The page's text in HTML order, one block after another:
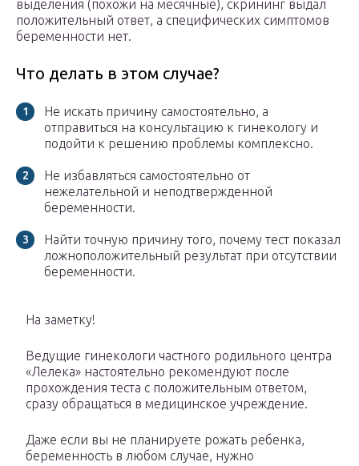
выделения (похожи на месячные), скрининг выдал
положительный ответ, а специфических симптомов
беременности нет.
Что делать в этом случае?
Не искать причину самостоятельно, а
отправиться на консультацию к гинекологу и
подойти к решению проблемы комплексно.
Не избавляться самостоятельно от
нежелательной и неподтвержденной
беременности.
Найти точную причину того, почему тест показал
ложноположительный результат при отсутствии
беременности.
На заметку!
Ведущие гинекологи частного родильного центра
«Лелека» настоятельно рекомендуют после
прохождения теста с положительным ответом,
сразу обращаться в медицинское учреждение.
Даже если вы не планируете рожать ребенка,
беременность в любом случае, нужно